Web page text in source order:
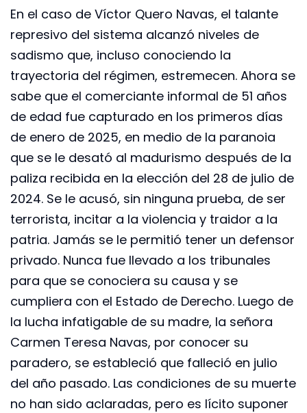
En el caso de Víctor Quero Navas, el talante
represivo del sistema alcanzó niveles de
sadismo que, incluso conociendo la
trayectoria del régimen, estremecen. Ahora se
sabe que el comerciante informal de 51 años
de edad fue capturado en los primeros días
de enero de 2025, en medio de la paranoia
que se le desató al madurismo después de la
paliza recibida en la elección del 28 de julio de
2024. Se le acusó, sin ninguna prueba, de ser
terrorista, incitar a la violencia y traidor a la
patria. Jamás se le permitió tener un defensor
privado. Nunca fue llevado a los tribunales
para que se conociera su causa y se
cumpliera con el Estado de Derecho. Luego de
la lucha infatigable de su madre, la señora
Carmen Teresa Navas, por conocer su
paradero, se estableció que falleció en julio
del año pasado. Las condiciones de su muerte
no han sido aclaradas, pero es lícito suponer